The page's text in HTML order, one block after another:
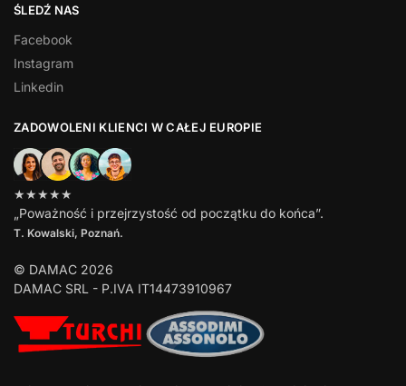
ŚLEDŹ NAS
Facebook
Instagram
Linkedin
ZADOWOLENI KLIENCI W CAŁEJ EUROPIE
★★★★★
„Poważność i przejrzystość od początku do końca”.
T. Kowalski, Poznań.
© DAMAC 2026
DAMAC SRL - P.IVA IT14473910967